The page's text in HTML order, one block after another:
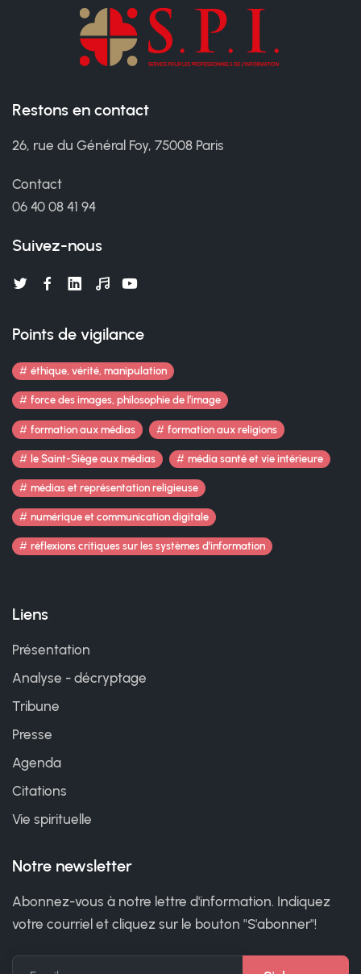
Restons en contact
26, rue du Général Foy, 75008 Paris
Contact
06 40 08 41 94
Suivez-nous
Points de vigilance
éthique, vérité, manipulation
force des images, philosophie de l’image
formation aux médias formation aux religions
le Saint-Siège aux médias média santé et vie intérieure
médias et représentation religieuse
numérique et communication digitale
réflexions critiques sur les systèmes d’information
Liens
Présentation
Analyse - décryptage
Tribune
Presse
Agenda
Citations
Vie spirituelle
Notre newsletter
Abonnez-vous à notre lettre d'information. Indiquez
votre courriel et cliquez sur le bouton "S'abonner"!